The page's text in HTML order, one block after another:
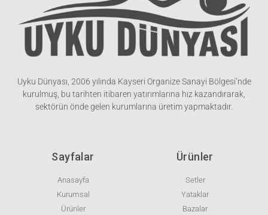
Uyku Dünyası, 2006 yılında Kayseri Organize Sanayi Bölgesi’nde
kurulmuş, bu tarihten itibaren yatırımlarına hız kazandırarak,
sektörün önde gelen kurumlarına üretim yapmaktadır.
Sayfalar
Anasayfa
Kurumsal
Ürünler
Ürünler
Setler
Yataklar
Bazalar